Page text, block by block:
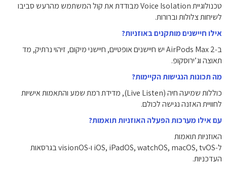
טכנולוגיית Voice Isolation מבודדת את קול המשתמש מהרעש סביבו
לשיחות צלולות וברורות.
אילו חיישנים מותקנים באוזניות?
ב‑AirPods Max 2 יש חיישנים אופטיים, חיישני מיקום, זיהוי נרתיק, מד
תאוצה וג’ירוסקופ.
מה תכונות הנגישות הקיימות?
כוללות שמיעה חיה (Live Listen), מדידת רמת שמע והתאמות אישיות
לחוויית האזנה נגישה לכולם.
עם אילו מערכות הפעלה האוזניות תואמות?
האוזניות תואמות
ל‑iOS, iPadOS, watchOS, macOS, tvOS ו‑visionOS בגרסאות
העדכניות.